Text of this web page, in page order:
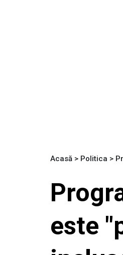
Acasă > Politica >
este